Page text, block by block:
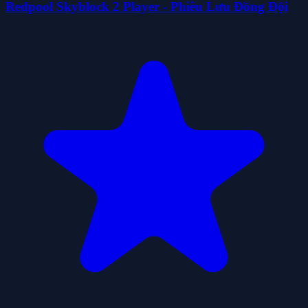
Redpool Skyblock 2 Player - Phiêu Lưu Đồng Đội